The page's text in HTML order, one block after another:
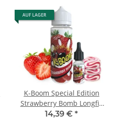
AUF LAGER
K-Boom Special Edition
Strawberry Bomb Longfill
Aroma
14,39 € *